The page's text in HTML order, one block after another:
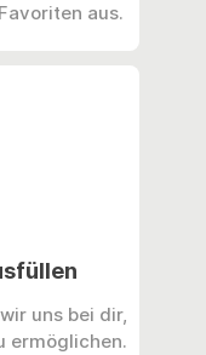
aus.
uns bei dir,
ermöglichen.